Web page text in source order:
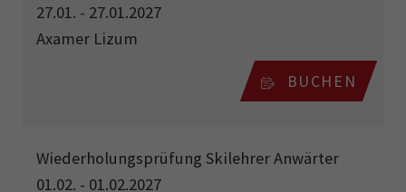
27.01. - 27.01.2027
Axamer Lizum
BUCHEN
Wiederholungsprüfung Skilehrer Anwärter
01.02. - 01.02.2027